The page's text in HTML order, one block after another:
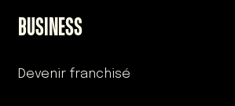
BUSINESS
Devenir franchisé